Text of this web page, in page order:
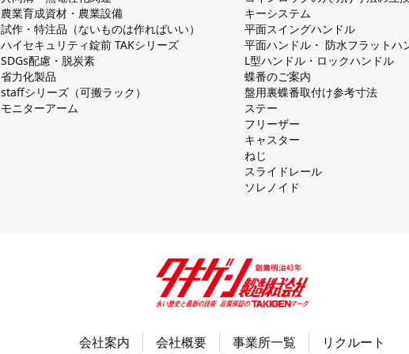
農業育成資材・農業設備
試作・特注品（ないものは作ればいい）
ハイセキュリティ錠前 TAKシリーズ
SDGs配慮・脱炭素
省力化製品
staffシリーズ（可搬ラック）
モニターアーム
キーシステム
平⾯スイングハンドル
平⾯ハンドル・ 防⽔フラットハ
L型ハンドル・ロックハンドル
蝶番のご案内
盤⽤裏蝶番取付け参考⼨法
ステー
フリーザー
キャスター
ねじ
スライドレール
ソレノイド
会社案内 会社概要 事業所一覧 リクルート